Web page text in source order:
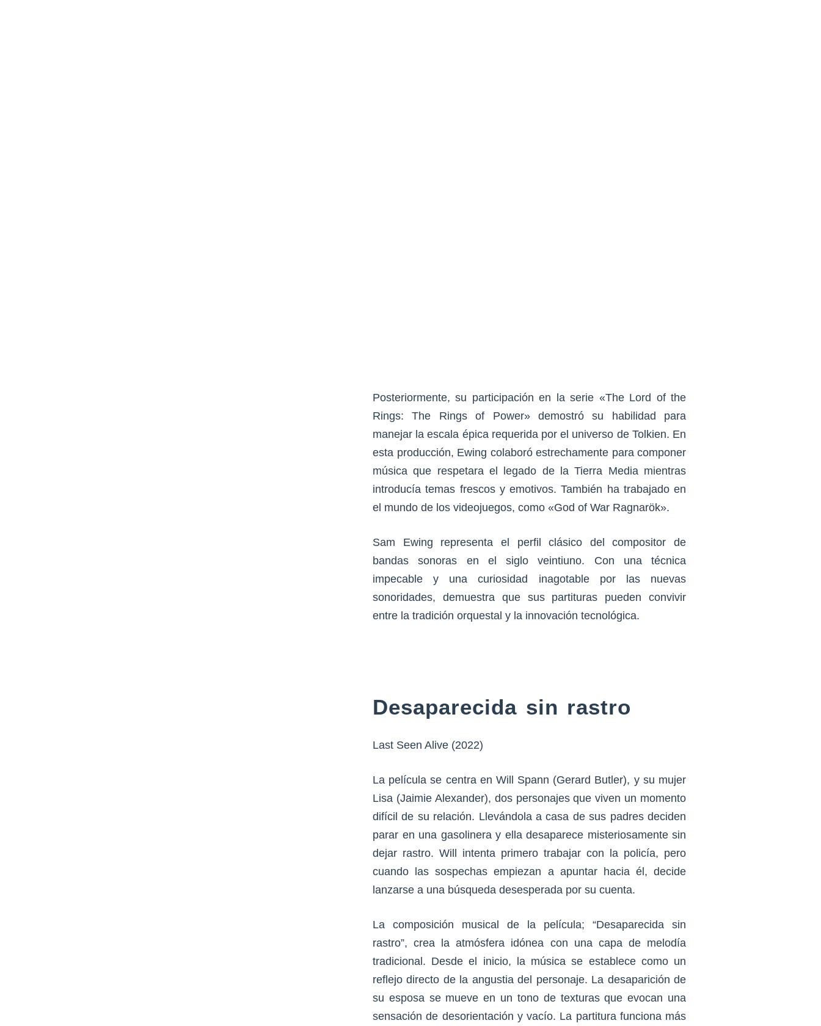
Posteriormente, su participación en la serie «The Lord of the
Rings: The Rings of Power» demostró su habilidad para
manejar la escala épica requerida por el universo de Tolkien. En
esta producción, Ewing colaboró estrechamente para componer
música que respetara el legado de la Tierra Media mientras
introducía temas frescos y emotivos. También ha trabajado en
el mundo de los videojuegos, como «God of War Ragnarök».
Sam Ewing representa el perfil clásico del compositor de
bandas sonoras en el siglo veintiuno. Con una técnica
impecable y una curiosidad inagotable por las nuevas
sonoridades, demuestra que sus partituras pueden convivir
entre la tradición orquestal y la innovación tecnológica.
Desaparecida sin rastro
Last Seen Alive (2022)
La película se centra en Will Spann (Gerard Butler), y su mujer
Lisa (Jaimie Alexander), dos personajes que viven un momento
difícil de su relación. Llevándola a casa de sus padres deciden
parar en una gasolinera y ella desaparece misteriosamente sin
dejar rastro. Will intenta primero trabajar con la policía, pero
cuando las sospechas empiezan a apuntar hacia él, decide
lanzarse a una búsqueda desesperada por su cuenta.
La composición musical de la película; “Desaparecida sin
rastro”, crea la atmósfera idónea con una capa de melodía
tradicional. Desde el inicio, la música se establece como un
reflejo directo de la angustia del personaje. La desaparición de
su esposa se mueve en un tono de texturas que evocan una
sensación de desorientación y vacío. La partitura funciona más